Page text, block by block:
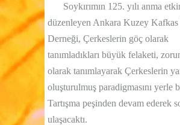
Soykırımın 125. yılı anma
düzenleyen Ankara Kuzey
Derneği, Çerkeslerin göç olarak
tanımladıkları büyük felaketi,
olarak tanımlayarak Çerkeslerin
oluşturulmuş paradigmasını yerle
Tartışma peşinden devam ederek
ulaşacaktı.